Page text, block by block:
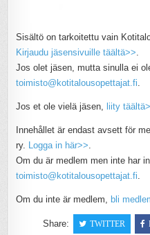
Sisältö on tarkoitettu vain
Kirjaudu jäsensivuille täältä>>.
Jos olet jäsen, mutta sinulla ei
toimisto@kotitalousopettajat.fi.
Jos et ole vielä jäsen, liity
Innehållet är endast avsett för
ry. Logga in här>>.
Om du är medlem men inte har
toimisto@kotitalousopettajat.fi.
Om du inte är medlem, bli
Share: TWITTER